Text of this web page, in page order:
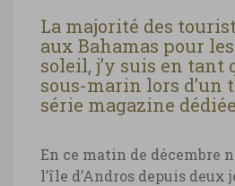
La majorité des
aux Bahamas pour
soleil, j’y suis en tant
sous-marin lors d’un
série magazine
En ce matin de décembre
l’île d’Andros depuis deux